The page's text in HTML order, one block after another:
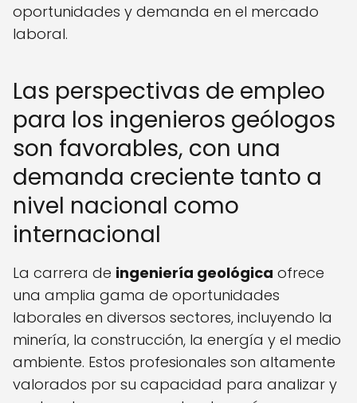
oportunidades y demanda en el mercado
laboral.
Las perspectivas de empleo
para los ingenieros geólogos
son favorables, con una
demanda creciente tanto a
nivel nacional como
internacional
La carrera de ingeniería geológica ofrece
una amplia gama de oportunidades
laborales en diversos sectores, incluyendo la
minería, la construcción, la energía y el medio
ambiente. Estos profesionales son altamente
valorados por su capacidad para analizar y